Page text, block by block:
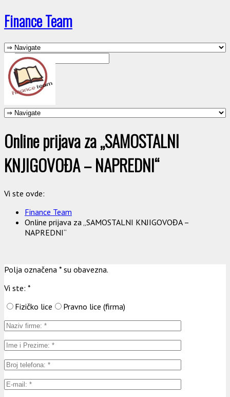
Finance Team
Online prijava za „SAMOSTALNI
KNJIGOVOĐA – NAPREDNI“
Vi ste ovde:
Finance Team
Online prijava za „SAMOSTALNI KNJIGOVOĐA –
NAPREDNI“
Polja označena * su obavezna.
Vi ste: *
Fizičko lice
Pravno lice (firma)